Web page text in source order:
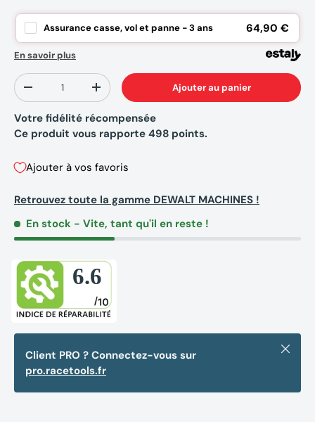
Assurance casse, vol et panne - 3 ans 64,90 €
En savoir plus
Qté
-
+ Ajouter au panier
Votre fidélité récompensée
Ce produit vous rapporte 498 points.
Ajouter à vos favoris
Retrouvez toute la gamme DEWALT MACHINES !
En stock - Vite, tant qu'il en reste !
6.6
Client PRO ? Connectez-vous sur
pro.racetools.fr
Fermer